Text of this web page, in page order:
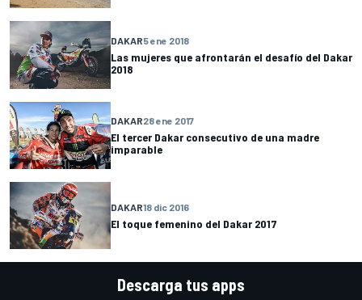
DAKAR5 ene 2018
Las mujeres que afrontarán el desafío del Dakar
2018
DAKAR28 ene 2017
El tercer Dakar consecutivo de una madre
imparable
DAKAR18 dic 2016
El toque femenino del Dakar 2017
Descarga tus apps